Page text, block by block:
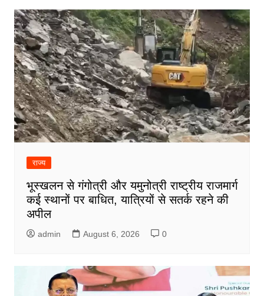
राज्य
भूस्खलन से गंगोत्री और यमुनोत्री राष्ट्रीय राजमार्ग
कई स्थानों पर बाधित, यात्रियों से सतर्क रहने की
अपील
admin August 6, 2026 0